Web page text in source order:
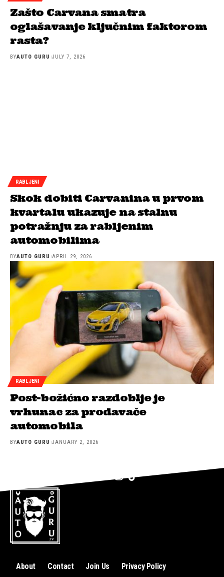
Zašto Carvana smatra
oglašavanje ključnim faktorom
rasta?
BYAUTO GURU JULY 7, 2026
RABLJENI
Skok dobiti Carvanina u prvom
kvartalu ukazuje na stalnu
potražnju za rabljenim
automobilima
BYAUTO GURU APRIL 29, 2026
RABLJENI
Post-božićno razdoblje je
vrhunac za prodavače
automobila
BYAUTO GURU JANUARY 2, 2026
About Contact Join Us Privacy Policy